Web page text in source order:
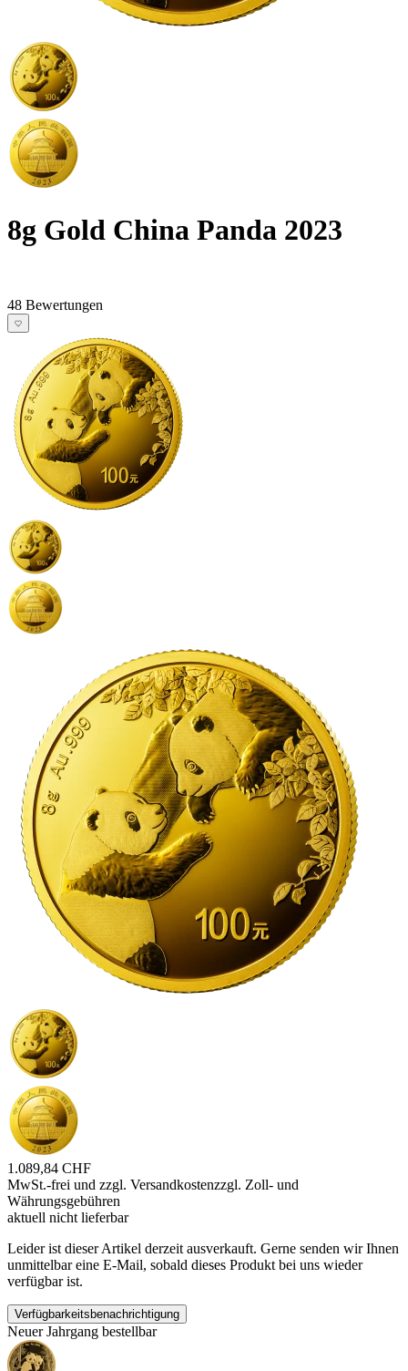
8g Gold China Panda 2023
48 Bewertungen
1.089,84 CHF
MwSt.-frei und zzgl. Versandkostenzzgl. Zoll- und
Währungsgebühren
aktuell nicht lieferbar
Leider ist dieser Artikel derzeit ausverkauft. Gerne senden wir Ihnen
unmittelbar eine E-Mail, sobald dieses Produkt bei uns wieder
verfügbar ist.
Verfügbarkeitsbenachrichtigung
Neuer Jahrgang bestellbar